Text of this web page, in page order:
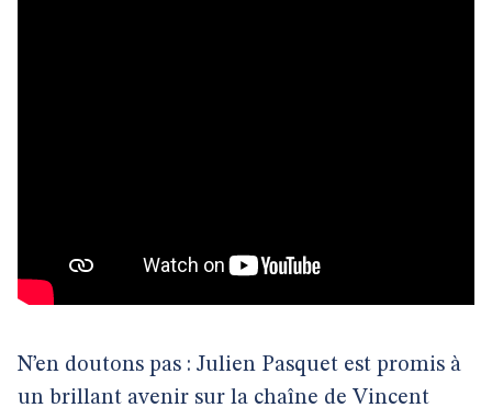
N’en doutons pas : Julien Pasquet est promis à
un brillant avenir sur la chaîne de Vincent